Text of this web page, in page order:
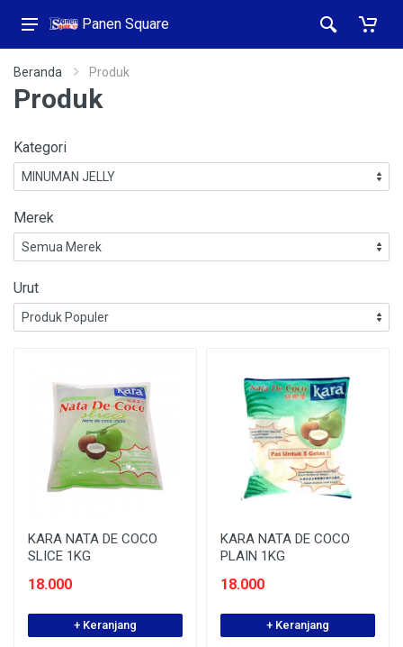
Panen Square
Beranda Produk
Produk
Kategori
Merek
Urut
KARA NATA DE COCO
SLICE 1KG
18.000
+ Keranjang
KARA NATA DE COCO
PLAIN 1KG
18.000
+ Keranjang